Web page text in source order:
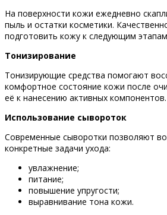
На поверхности кожи ежедневно
пыль и остатки косметики.
подготовить кожу к следующим
Тонизирование
Тонизирующие средства помогают
комфортное состояние кожи после
её к нанесению активных компонентов.
Использование сывороток
Современные сыворотки позволяют
конкретные задачи ухода:
увлажнение;
питание;
повышение упругости;
выравнивание тона кожи.